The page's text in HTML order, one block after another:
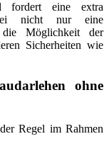
fordert eine extra
nicht nur eine
die Möglichkeit der
Sicherheiten wie
ohne
Regel im Rahmen